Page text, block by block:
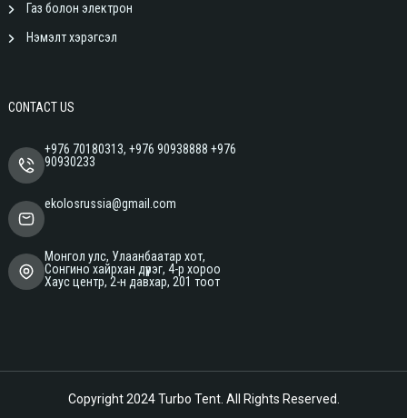
Газ болон электрон
Нэмэлт хэрэгсэл
CONTACT US
+976 70180313, +976 90938888 +976
90930233
ekolosrussia@gmail.com
Монгол улс, Улаанбаатар хот,
Сонгино хайрхан дүүрэг, 4-р хороо
Хаус центр, 2-н давхар, 201 тоот
Copyright 2024Turbo Tent. All Rights Reserved.